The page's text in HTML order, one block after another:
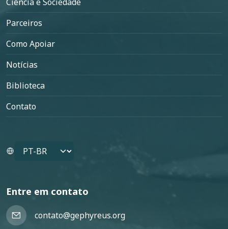
Parceiros
Como Apoiar
Notícias
Biblioteca
Contato
Select your language
Entre em contato
contato@gephyreus.org